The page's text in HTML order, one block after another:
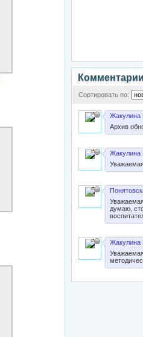
Сортировать по:
Жакулина
Архив
Жакулина
думаю,
Жакулина